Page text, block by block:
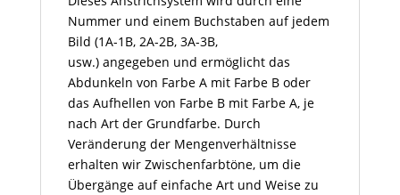
Nummer und einem Buchstaben auf jedem
Bild (1A-1B, 2A-2B, 3A-3B,
usw.) angegeben und ermöglicht das
Abdunkeln von Farbe A mit Farbe B oder
das Aufhellen von Farbe B mit Farbe A, je
nach Art der Grundfarbe. Durch
Veränderung der Mengenverhältnisse
erhalten wir Zwischenfarbtöne, um die
Übergänge auf einfache Art und Weise zu